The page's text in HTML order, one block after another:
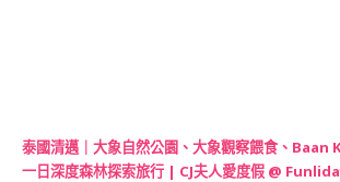
泰國清邁｜大象自然公園、大象觀察餵食、
一日深度森林探索旅行 | CJ夫人愛度假 @